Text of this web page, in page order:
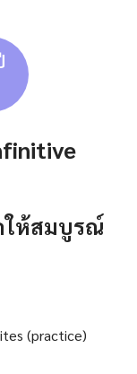
ให้สมบูรณ์
(practice)